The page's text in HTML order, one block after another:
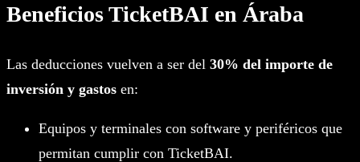
Beneficios TicketBAI en Áraba
Las deducciones vuelven a ser del 30% del importe de
inversión y gastos en:
Equipos y terminales con software y periféricos que
permitan cumplir con TicketBAI.